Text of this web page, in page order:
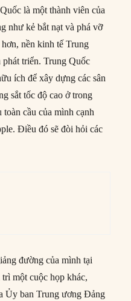
là một thành viên của
như kẻ bắt nạt và phá vỡ
nền kinh tế Trung
triển. Trung Quốc
ích để xây dựng các sân
sắt tốc độ cao ở trong
cầu của mình cạnh
Điều đó sẽ đòi hỏi các
đường của mình tại
một cuộc họp khác,
Ủy ban Trung ương Đảng